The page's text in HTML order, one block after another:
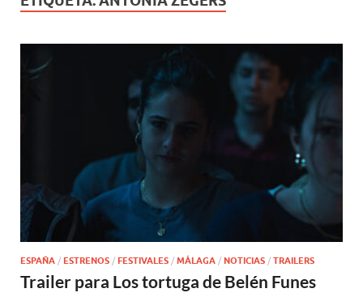
ESPAÑA / ESTRENOS / FESTIVALES / MÁLAGA / NOTICIAS / TRAILERS
Trailer para Los tortuga de Belén Funes